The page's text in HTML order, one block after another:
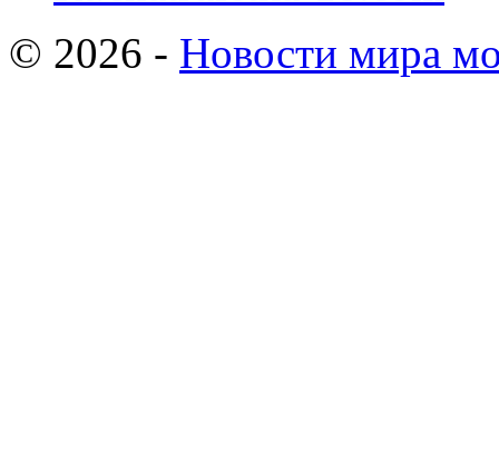
© 2026 - Новости мира